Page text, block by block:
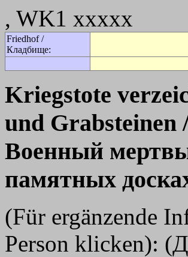
, WK1 xxxxx
Friedhof /
Кладбище:
Kriegstote
und Grabsteinen
Военный
памятных
(Für ergänzende
Person klicken):